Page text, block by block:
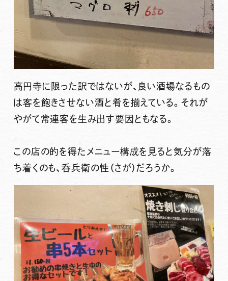
高円寺に限った訳ではないが、良い酒場なるもの
は客を飽きさせない酒と肴を揃えている。それが
やがて常連客を生み出す要因ともなる。
この店の的を得たメニュー構成を見ると気分が落
ち着くのも、呑兵衛の性（さが）だろうか。